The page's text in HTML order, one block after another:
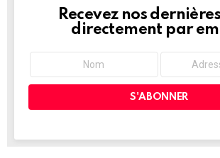
NEWSLETTER
Recevez nos
directement par